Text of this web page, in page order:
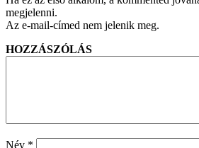
megjelenni.
Az e-mail-címed nem jelenik meg.
HOZZÁSZÓLÁS
Név *